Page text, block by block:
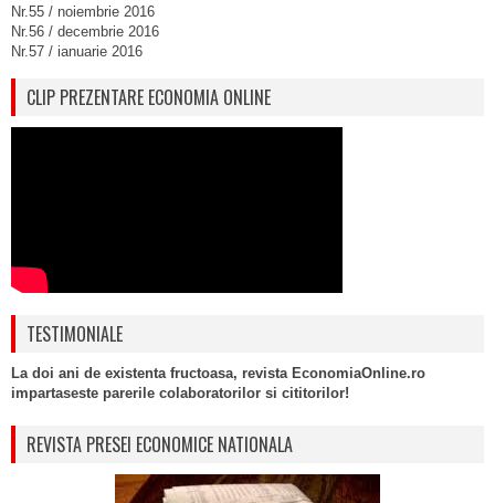
Nr.55 / noiembrie 2016
Nr.56 / decembrie 2016
Nr.57 / ianuarie 2016
CLIP PREZENTARE ECONOMIA ONLINE
TESTIMONIALE
La doi ani de existenta fructoasa, revista EconomiaOnline.ro
impartaseste parerile colaboratorilor si cititorilor!
REVISTA PRESEI ECONOMICE NATIONALA